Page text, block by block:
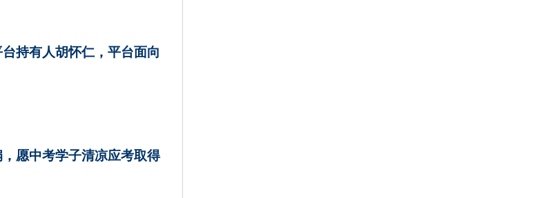
持有人胡怀仁，平台面向
愿中考学子清凉应考取得